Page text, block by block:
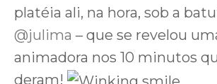
platéia ali, na hora, sob a
@julima – que se revelou
animadora nos 10 minutos
deram!